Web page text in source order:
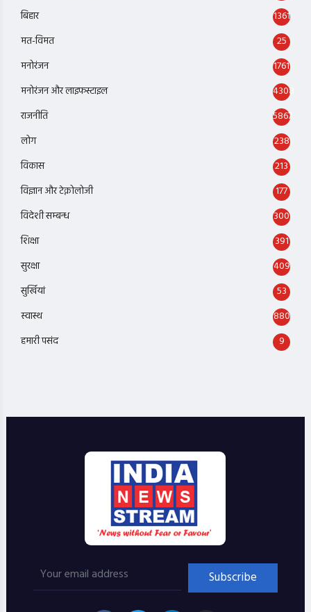
बिहार
1361
मत-विमत
25
मनोरंजन
1761
मनोरंजन और लाइफस्टाइल
4308
राजनीति
5867
लोग
238
विकास
213
विज्ञान और टेक्नोलोजी
177
विदेशी सम्बन्ध
300
शिक्षा
391
सुरक्षा
409
सुर्खियां
53
स्वास्थ
880
हमारी पसंद
9